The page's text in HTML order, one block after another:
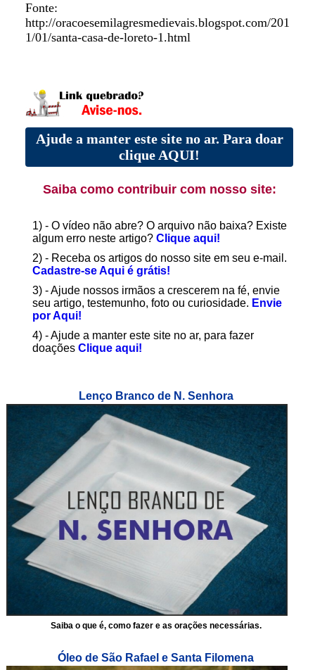
Fonte:
http://oracoesemilagresmedievais.blogspot.com/201
1/01/santa-casa-de-loreto-1.html
Ajude a manter este site no ar. Para doar
clique AQUI!
Saiba como contribuir com nosso site:
1) - O vídeo não abre? O arquivo não baixa? Existe
algum erro neste artigo? Clique aqui!
2) - Receba os artigos do nosso site em seu e-mail.
Cadastre-se Aqui é grátis!
3) - Ajude nossos irmãos a crescerem na fé, envie
seu artigo, testemunho, foto ou curiosidade. Envie
por Aqui!
4) - Ajude a manter este site no ar, para fazer
doações Clique aqui!
Lenço Branco de N. Senhora
Saiba o que é, como fazer e as orações necessárias.
Óleo de São Rafael e Santa Filomena